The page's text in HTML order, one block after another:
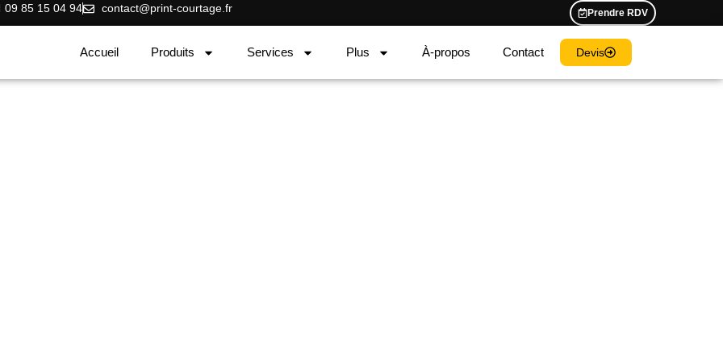
09 85 15 04 94 contact@print-courtage.fr​ Prendre RDV
Accueil Produits Services Plus À-propos Contact Devis